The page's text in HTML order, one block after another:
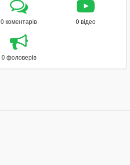
0 коментарів 0 відео
0 фоловерів